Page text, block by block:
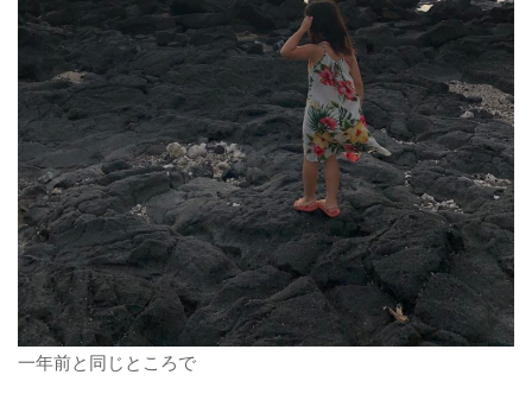
一年前と同じところで